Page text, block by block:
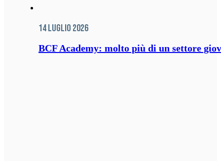
14 Luglio 2026
BCF Academy: molto più di un settore